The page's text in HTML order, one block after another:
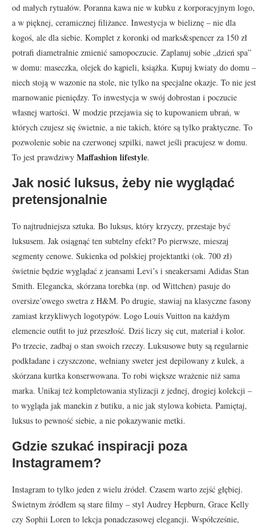
od małych rytuałów. Poranna kawa nie w kubku z korporacyjnym logo,
a w pięknej, ceramicznej filiżance. Inwestycja w bieliznę – nie dla
kogoś, ale dla siebie. Komplet z koronki od marks&spencer za 150 zł
potrafi diametralnie zmienić samopoczucie. Zaplanuj sobie „dzień spa”
w domu: maseczka, olejek do kąpieli, książka. Kupuj kwiaty do domu –
niech stoją w wazonie na stole, nie tylko na specjalne okazje. To nie jest
marnowanie pieniędzy. To inwestycja w swój dobrostan i poczucie
własnej wartości. W modzie przejawia się to kupowaniem ubrań, w
których czujesz się świetnie, a nie takich, które są tylko praktyczne. To
pozwolenie sobie na czerwonej szpilki, nawet jeśli pracujesz w domu.
To jest prawdziwy Maffashion lifestyle.
Jak nosić luksus, żeby nie wyglądać
pretensjonalnie
To najtrudniejsza sztuka. Bo luksus, który krzyczy, przestaje być
luksusem. Jak osiągnąć ten subtelny efekt? Po pierwsze, mieszaj
segmenty cenowe. Sukienka od polskiej projektantki (ok. 700 zł)
świetnie będzie wyglądać z jeansami Levi’s i sneakersami Adidas Stan
Smith. Elegancka, skórzana torebka (np. od Wittchen) pasuje do
oversize’owego swetra z H&M. Po drugie, stawiaj na klasyczne fasony
zamiast krzykliwych logotypów. Logo Louis Vuitton na każdym
elemencie outfit to już przeszłość. Dziś liczy się cut, materiał i kolor.
Po trzecie, zadbaj o stan swoich rzeczy. Luksusowe buty są regularnie
podkładane i czyszczone, wełniany sweter jest depilowany z kulek, a
skórzana kurtka konserwowana. To robi większe wrażenie niż sama
marka. Unikaj też kompletowania stylizacji z jednej, drogiej kolekcji –
to wygląda jak manekin z butiku, a nie jak stylowa kobieta. Pamiętaj,
luksus to pewność siebie, a nie pokazywanie metki.
Gdzie szukać inspiracji poza
Instagramem?
Instagram to tylko jeden z wielu źródeł. Czasem warto zejść głębiej.
Świetnym źródłem są stare filmy – styl Audrey Hepburn, Grace Kelly
czy Sophii Loren to lekcja ponadczasowej elegancji. Współcześnie,